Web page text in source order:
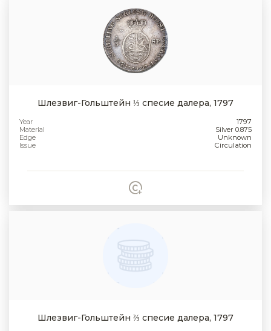
Шлезвиг-Гольштейн ⅓ спесие далера, 1797
Year
1797
Material
Silver 0.875
Edge
Unknown
Issue
Circulation
Шлезвиг-Гольштейн ⅔ спесие далера, 1797